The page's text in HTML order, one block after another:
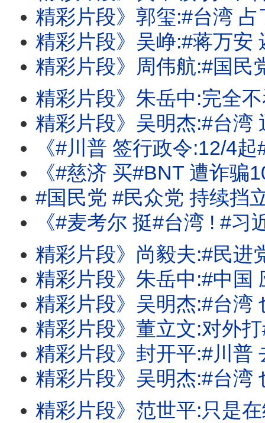
精彩片段》郭玺:#台湾 占了很
精彩片段》吴峥:#蒋万安 还在喂
精彩片段》周伟航:#国民党 现在
精彩片段》朱岳中:完全不看好#马
精彩片段》吴明杰:#台湾 迅速
《#川普 签行政令:12/4起#多晶矽 课15%关税! #苹果 出货卡关!卡
《#慈济 买#BNT 遭诈骗10亿!火烧#国民党 #民众党 !#
#国民党 #民众党 持续挡
《#麦考尔 挺#台湾 ! #习近平 国师:#台湾 没有下一次的选举!
精彩片段》尚毅夫:#民进党 对立
精彩片段》朱岳中:#中国 应该
精彩片段》吴明杰:#台湾 也有
精彩片段》董立文:对外打#中国 .
精彩片段》封开平:#川普 去
精彩片段》吴明杰:#台湾 也全面
精彩片段》范世平:只是在给#中国